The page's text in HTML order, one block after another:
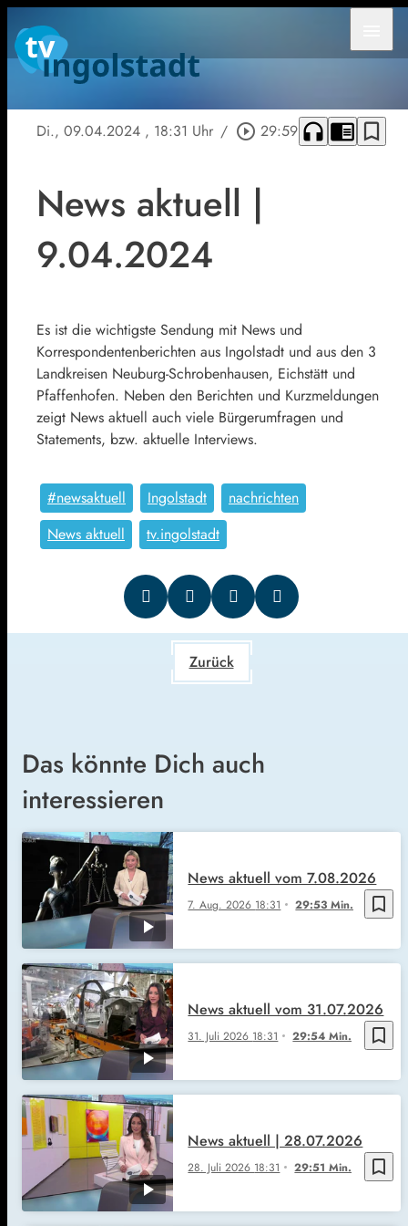
Di., 09.04.2024 , 18:31 Uhr / play_circle_outline 29:59 headphones chrome_reader_mode bookmark_border
News aktuell |
9.04.2024
Es ist die wichtigste Sendung mit News und
Korrespondentenberichten aus Ingolstadt und aus den 3
Landkreisen Neuburg-Schrobenhausen, Eichstätt und
Pfaffenhofen. Neben den Berichten und Kurzmeldungen
zeigt News aktuell auch viele Bürgerumfragen und
Statements, bzw. aktuelle Interviews.
#newsaktuell Ingolstadt
nachrichten
News aktuell
tv.ingolstadt
Zurück
Das könnte Dich auch
interessieren
bookmark_border
7. Aug. 2026 18:31 29:53 Min.
News aktuell vom 7.08.2026
bookmark_border
31. Juli 2026 18:31 29:54 Min.
News aktuell vom 31.07.2026
bookmark_border
28. Juli 2026 18:31 29:51 Min.
News aktuell | 28.07.2026